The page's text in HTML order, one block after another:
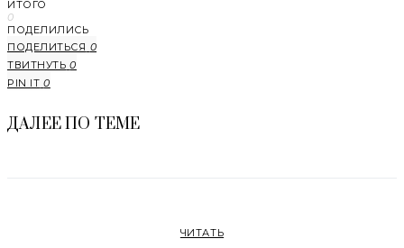
ИТОГО
0
ПОДЕЛИЛИСЬ
ПОДЕЛИТЬСЯ 0
ТВИТНУТЬ 0
PIN IT 0
ДАЛЕЕ ПО ТЕМЕ
ЧИТАТЬ